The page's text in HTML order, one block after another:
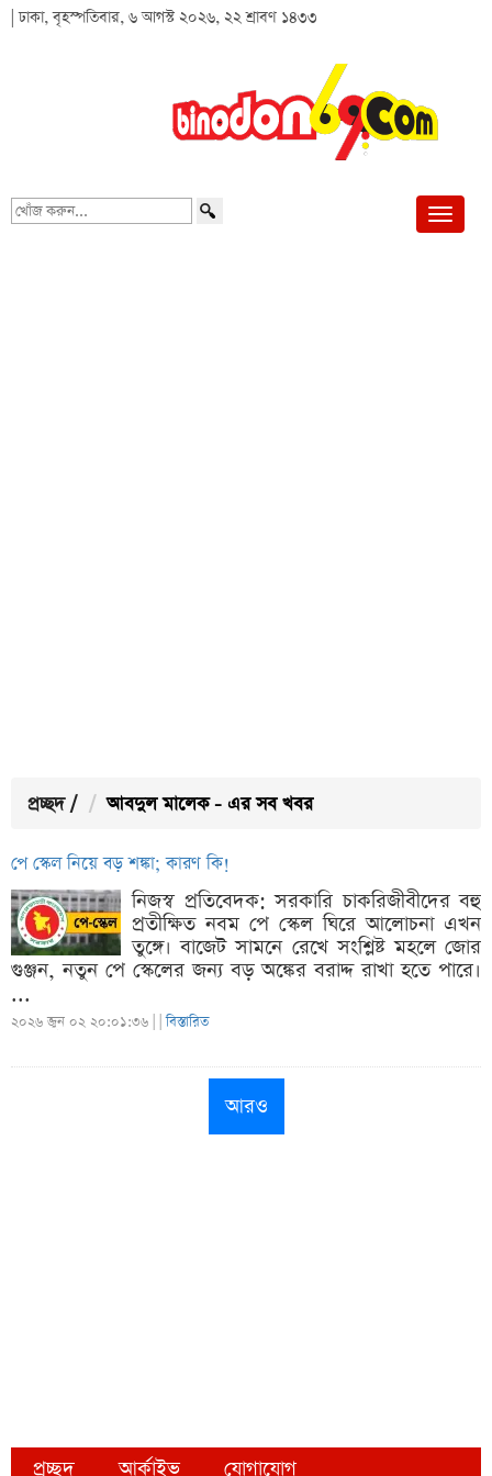
| ঢাকা, বৃহস্পতিবার, ৬ আগস্ট ২০২৬, ২২ শ্রাবণ ১৪৩৩
খোঁজ
প্রচ্ছদ / আবদুল মালেক - এর সব খবর
পে স্কেল নিয়ে বড় শঙ্কা; কারণ কি!
নিজস্ব প্রতিবেদক: সরকারি চাকরিজীবীদের বহু
প্রতীক্ষিত নবম পে স্কেল ঘিরে আলোচনা এখন
তুঙ্গে। বাজেট সামনে রেখে সংশ্লিষ্ট মহলে জোর
গুঞ্জন, নতুন পে স্কেলের জন্য বড় অঙ্কের বরাদ্দ রাখা হতে পারে।
...
২০২৬ জুন ০২ ২০:০১:৩৬ | |বিস্তারিত
আরও
প্রচ্ছদ আর্কাইভ যোগাযোগ